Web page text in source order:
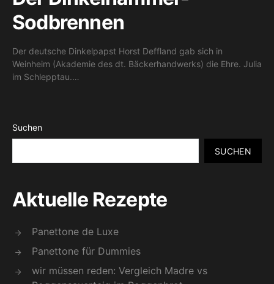
Sodbrennen
Der deutsche Dinkelpapst Horst Deffland gab sich in
Weinheim (Akademie des dt. Bäckerhandwerks) die Ehre. Julia
im Schlepptau.…
Suchen
SUCHEN
Aktuelle Rezepte
Panettone de Luxe
Panettone für Dummies
wir müssen reden: Vergleich Madre vs